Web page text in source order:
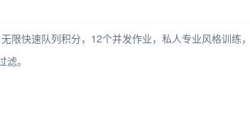
限快速队列积分，12个并发作业，私人专业风格训
。